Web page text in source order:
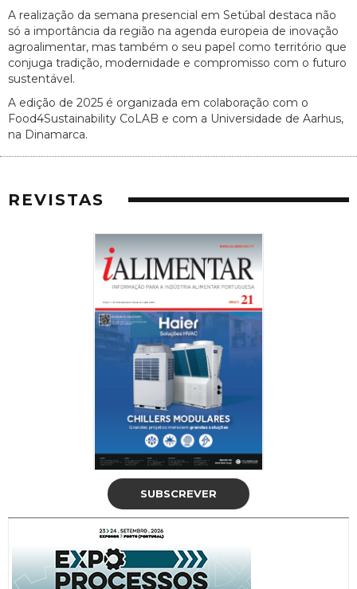
A realização da semana presencial em Setúbal destaca não
só a importância da região na agenda europeia de inovação
agroalimentar, mas também o seu papel como território que
conjuga tradição, modernidade e compromisso com o futuro
sustentável.
A edição de 2025 é organizada em colaboração com o
Food4Sustainability CoLAB e com a Universidade de Aarhus,
na Dinamarca.
REVISTAS
SUBSCREVER